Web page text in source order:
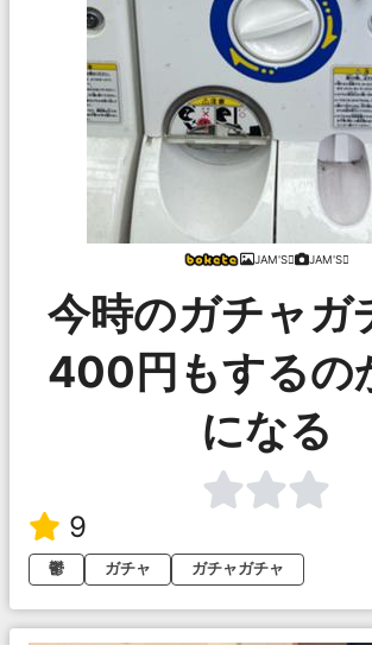
JAM'S JAM'S
今時のガチャガ
400円もするの
になる
9
鬱
ガチャ ガチャガチャ